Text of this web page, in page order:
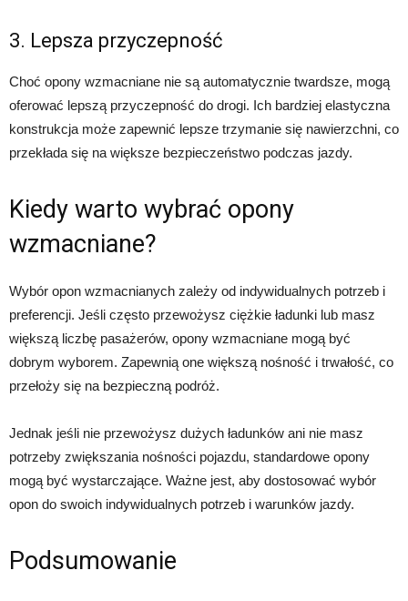
3. Lepsza przyczepność
Choć opony wzmacniane nie są automatycznie twardsze, mogą
oferować lepszą przyczepność do drogi. Ich bardziej elastyczna
konstrukcja może zapewnić lepsze trzymanie się nawierzchni, co
przekłada się na większe bezpieczeństwo podczas jazdy.
Kiedy warto wybrać opony
wzmacniane?
Wybór opon wzmacnianych zależy od indywidualnych potrzeb i
preferencji. Jeśli często przewożysz ciężkie ładunki lub masz
większą liczbę pasażerów, opony wzmacniane mogą być
dobrym wyborem. Zapewnią one większą nośność i trwałość, co
przełoży się na bezpieczną podróż.
Jednak jeśli nie przewożysz dużych ładunków ani nie masz
potrzeby zwiększania nośności pojazdu, standardowe opony
mogą być wystarczające. Ważne jest, aby dostosować wybór
opon do swoich indywidualnych potrzeb i warunków jazdy.
Podsumowanie